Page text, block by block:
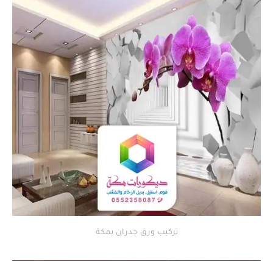
تركيب ورق جدران بمكة